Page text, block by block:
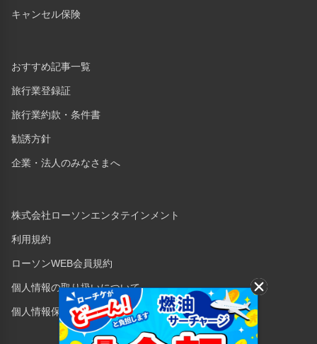
キャンセル保険
おすすめ記事一覧
旅行業登録証
旅行業約款・条件書
勧誘方針
企業・法人のみなさまへ
株式会社ローソンエンタテインメント
利用規約
ローソンWEB会員規約
個人情報の取り扱いについて
個人情報保護方針